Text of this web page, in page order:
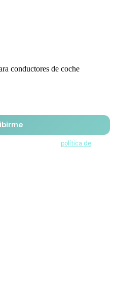
conductores de coche
política de